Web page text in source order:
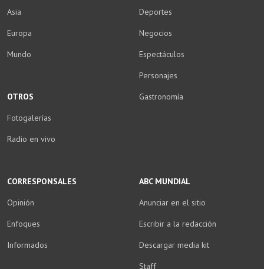
Asia
Europa
Mundo
Deportes
Negocios
Espectáculos
Personajes
Gastronomía
CORRESPONSALES
Opinión
Enfoques
Informados
OTROS
Fotogalerías
Radio en vivo
ABC MUNDIAL
Anunciar en el sitio
Escribir a la redacción
Descargar media kit
Staff